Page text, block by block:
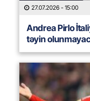
27.07.2026 - 15:00
Andrea Pirlo
təyin